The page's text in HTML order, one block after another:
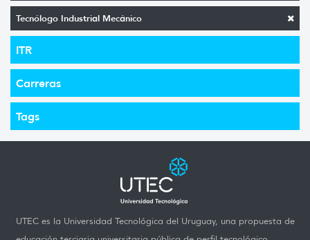
Tecnólogo Industrial Mecánico
ITR
Carreras
Tags
UTEC es la Universidad Tecnológica del Uruguay, una propuesta de